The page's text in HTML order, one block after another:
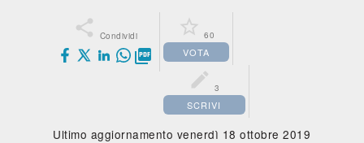
 Condividi

 60
VOTA
 3
SCRIVI
Ultimo aggiornamento venerdì 18 ottobre 2019